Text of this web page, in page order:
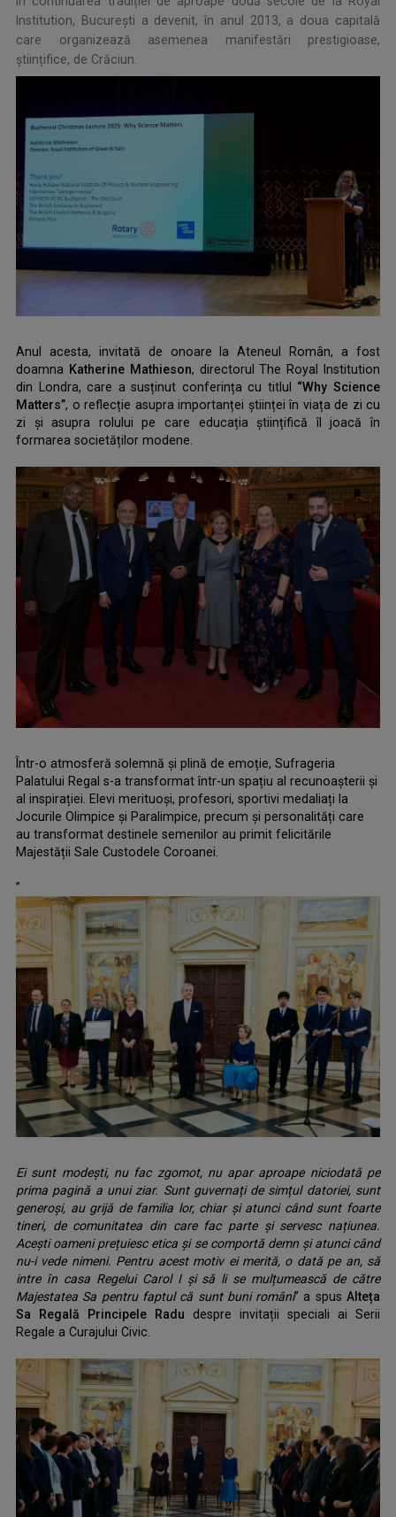
Institution, București a devenit, în anul 2013, a doua capitală
care organizează asemenea manifestări prestigioase,
științifice, de Crăciun.
Anul acesta, invitată de onoare la Ateneul Român, a fost
doamna Katherine Mathieson, directorul The Royal Institution
din Londra, care a susținut conferința cu titlul “Why Science
Matters”, o reflecție asupra importanței științei în viața de zi cu
zi și asupra rolului pe care educația științifică îl joacă în
formarea societăților modene.
Într-o atmosferă solemnă și plină de emoție, Sufrageria
Palatului Regal s-a transformat într-un spațiu al recunoașterii și
al inspirației. Elevi merituoși, profesori, sportivi medaliați la
Jocurile Olimpice și Paralimpice, precum și personalități care
au transformat destinele semenilor au primit felicitările
Majestății Sale Custodele Coroanei.
”
Ei sunt modești, nu fac zgomot, nu apar aproape niciodată pe
prima pagină a unui ziar. Sunt guvernați de simțul datoriei, sunt
generoși, au grijă de familia lor, chiar și atunci când sunt foarte
tineri, de comunitatea din care fac parte și servesc națiunea.
Acești oameni prețuiesc etica și se comportă demn și atunci când
nu-i vede nimeni. Pentru acest motiv ei merită, o dată pe an, să
intre în casa Regelui Carol I și să li se mulțumească de către
Majestatea Sa pentru faptul că sunt buni români” a spusAlteța
Sa Regală Principele Radu despre invitații speciali ai Serii
Regale a Curajului Civic.